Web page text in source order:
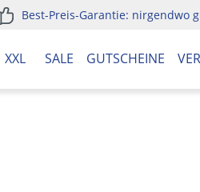
Best-Preis-Garantie: nirgendwo
XXL SALE GUTSCHEINE